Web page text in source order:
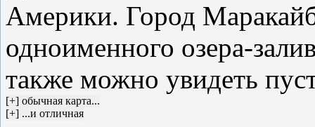
Америки. Город
одноименного озера-
также можно увидеть